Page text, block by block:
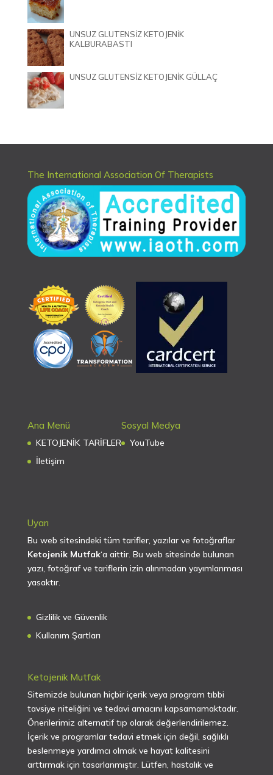
UNSUZ GLUTENSİZ KETOJENİK
KALBURABASTI
UNSUZ GLUTENSİZ KETOJENİK GÜLLAÇ
The International Association Of Therapists
Ana Menü
KETOJENİK TARİFLER
İletişim
Sosyal Medya
YouTube
Uyarı
Bu web sitesindeki tüm tarifler, yazılar ve fotoğraflar
Ketojenik Mutfak‘a aittir. Bu web sitesinde bulunan
yazı, fotoğraf ve tariflerin izin alınmadan yayımlanması
yasaktır.
Gizlilik ve Güvenlik
Kullanım Şartları
Ketojenik Mutfak
Sitemizde bulunan hiçbir içerik veya program tıbbi
tavsiye niteliğini ve tedavi amacını kapsamamaktadır.
Önerilerimiz alternatif tıp olarak değerlendirilemez.
İçerik ve programlar tedavi etmek için değil, sağlıklı
beslenmeye yardımcı olmak ve hayat kalitesini
arttırmak için tasarlanmıştır. Lütfen, hastalık ve